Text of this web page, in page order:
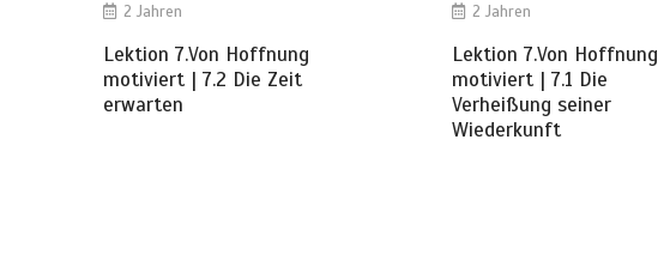
2 Jahren
Lektion 7.Von Hoffnung
motiviert | 7.2 Die Zeit
erwarten
2 Jahren
Lektion 7.Von Hoffnung
motiviert | 7.1 Die
Verheißung seiner
Wiederkunft